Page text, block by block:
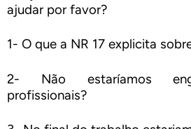
ajudar por favor?
1- O que a NR 17 explicita
2- Não estaríamos
profissionais?